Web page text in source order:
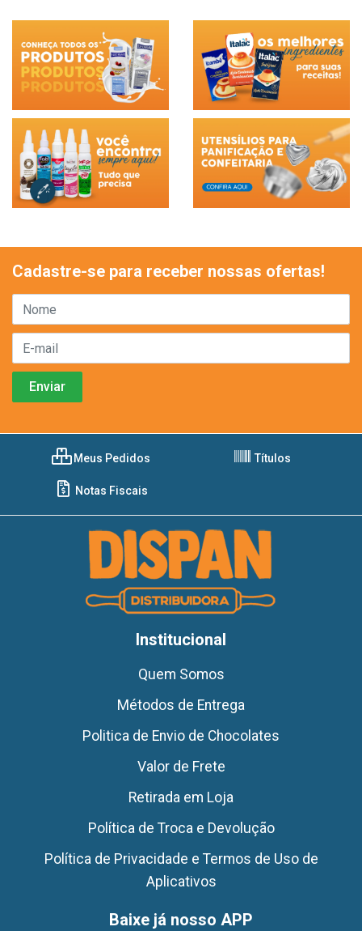
Cadastre-se para receber nossas ofertas!
Meus Pedidos Títulos
Notas Fiscais
Institucional
Quem Somos
Métodos de Entrega
Politica de Envio de Chocolates
Valor de Frete
Retirada em Loja
Política de Troca e Devolução
Política de Privacidade e Termos de Uso de
Aplicativos
Baixe já nosso APP